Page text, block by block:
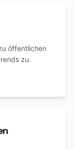
öffentlichen
zu.